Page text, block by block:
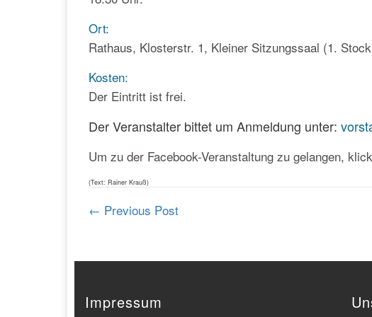
Ort:
Rathaus, Klosterstr. 1, Kleiner Sitzungssaal (1.
Kosten:
Der Eintritt ist frei.
Der Veranstalter bittet um Anmeldung unter:
Um zu der Facebook-Veranstaltung zu gelangen,
(Text: Rainer Krauß)
← Previous Post
Impressum